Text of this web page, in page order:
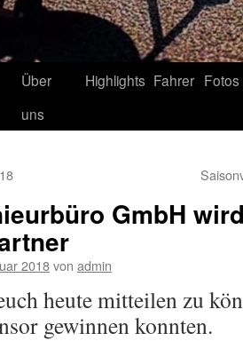
Über
uns
Highlights Fahrer Fotos
GmbH
2018von admin
heute mitteilen zu
gewinnen konnten.